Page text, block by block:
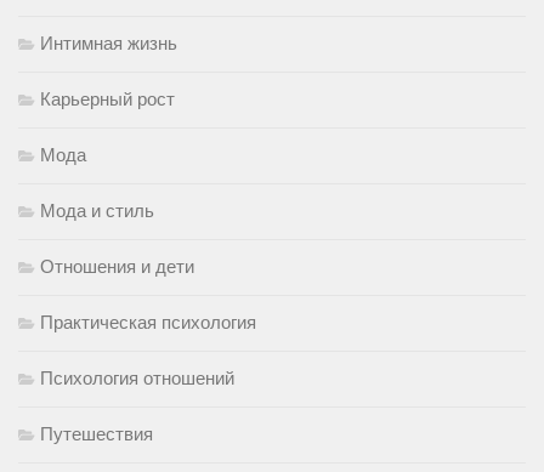
Интимная жизнь
Карьерный рост
Мода
Мода и стиль
Отношения и дети
Практическая психология
Психология отношений
Путешествия